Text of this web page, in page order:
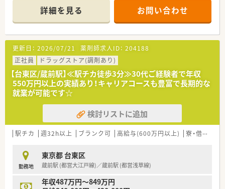
処方箋枚数は120枚以上です。
■常勤薬剤師が6名在籍する手厚い人員体制で、一人ひとりが余
裕を持って業務に取り組めます。
【募集背景と求める人物像について】
■企業の成長と体制強化を見据えた定期採用の一環で、新たな仲
間を意欲的に募集しています。
■店舗ごとの独立採算制を導入しているため、経営視点を持ち目
標達成に意欲的な方を歓迎します。
■これまでのご経験を活かし、患者様のために何ができるかを常
に考え、行動できる方を求めています。
【勤務実態について】
■年間休日は122日と多く設定されており、仕事と私生活の調和
を大切にできる環境です。
休暇によるリフレッシュが可能です。
■薬剤師の業務負担を軽減する体制を構築し、月平均残業時間は
ごくわずかに抑えられています。
【やりがい/おすすめポイント】
詳細を見る お問い合わせ
更新日： 2026/07/21 薬剤師求人ID： 204188
正社員
ドラッグストア(調剤あり)
【台東区/蔵前駅】≪駅チカ徒歩3分≫30代ご経験者で年収
550万円以上の実績あり！キャリアコースも豊富で長期的な
就業が可能です☆
検討リストに追加
駅チカ 週32h以上 ブランク可 高給与(600万円以上) 寮・借上社宅あり
勤務地
東京都 台東区
蔵前駅 (都営大江戸線)／蔵前駅 (都営浅草線)
年収487万円～849万円